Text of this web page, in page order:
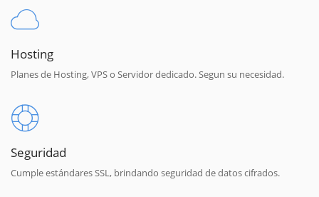
Hosting
Planes de Hosting, VPS o Servidor dedicado. Segun su necesidad.
Seguridad
Cumple estándares SSL, brindando seguridad de datos cifrados.